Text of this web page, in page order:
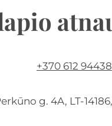
+370 612 94438
g. 4A, LT-